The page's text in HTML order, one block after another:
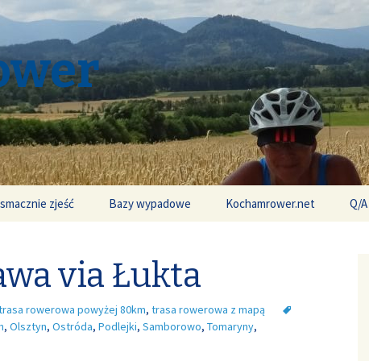
zjeść Bazy wypadowe Kochamrower.net Q/A
via Łukta
rowerowa powyżej 80km, trasa rowerowa z mapą
, Olsztyn, Ostróda, Podlejki, Samborowo, Tomaryny,